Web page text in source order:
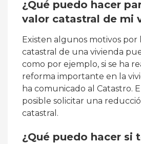
¿Qué puedo hacer
valor catastral de mi
Existen algunos motivos por
catastral de una vivienda
como por ejemplo, si se ha
reforma importante en la
ha comunicado al Catastro.
posible solicitar una
catastral.
¿Qué puedo hacer si